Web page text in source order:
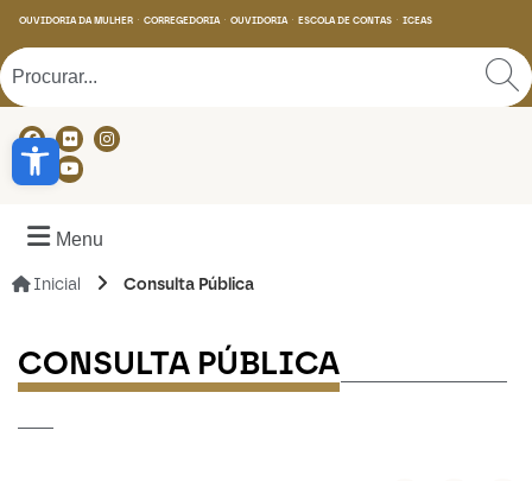
Abrir a barra de ferramentas
OUVIDORIA DA MULHER CORREGEDORIA OUVIDORIA ESCOLA DE CONTAS ICEAS
Menu
Inicial Consulta Pública
CONSULTA PÚBLICA